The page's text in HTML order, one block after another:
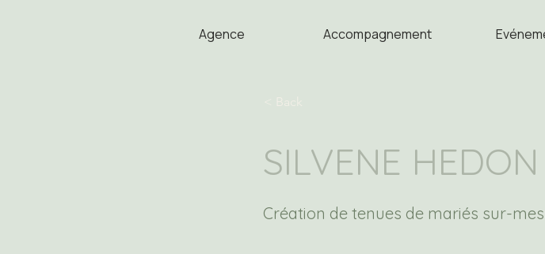
Agence Accompagnement
< Back
SILVENE HEDON
Création de tenues de mariés sur-